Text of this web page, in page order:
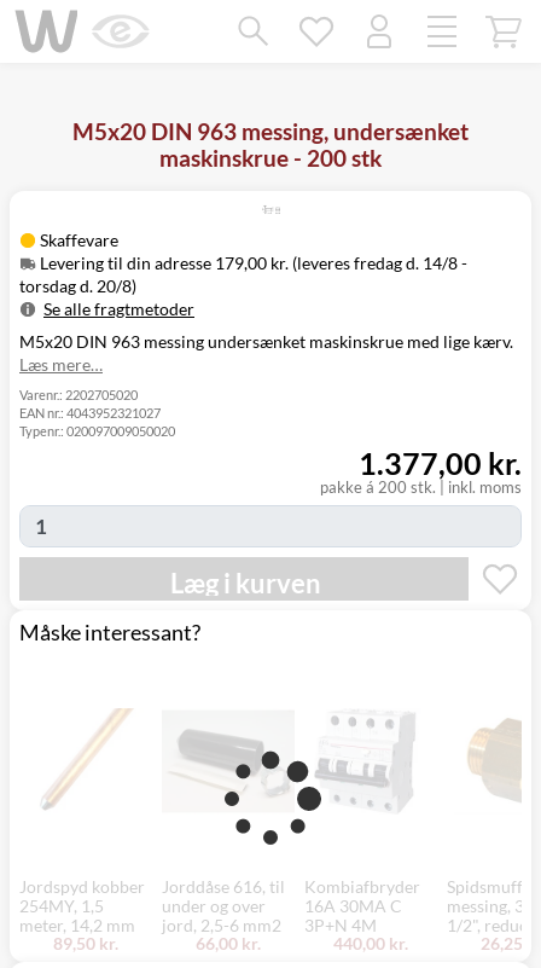
M5x20 DIN 963 messing, undersænket
maskinskrue - 200 stk
Skaffevare
Levering til din adresse 179,00 kr. (leveres fredag d. 14/8 -
torsdag d. 20/8)
Se alle fragtmetoder
Metode
Pris
Leveres
din adresse
Click&Collect
M5x20 DIN 963 messing undersænket maskinskrue med lige kærv.
Læs mere…
Varenr.: 2202705020
EAN nr.: 4043952321027
Typenr.: 020097009050020
pakke á 200 stk. inkl. moms
1.377,00 kr.
Læg i kurven
Måske interessant?
Jordspyd kobber
254MY, 1,5
meter, 14,2 mm
89,50 kr.
Jorddåse 616, til
under og over
jord, 2,5-6 mm2
66,00 kr.
Kombiafbryder
16A 30MA C
3P+N 4M
440,00 kr.
Spidsmuffe,
messing, 3/
1/2",
26,25
Mangler chatten?
Ret samtykke!